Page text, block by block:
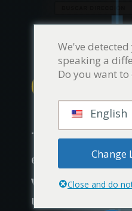
Tu mapa de
en viajes
Visualmente
usar
We've
speaking a
Do you want to
English
Change
Close and do